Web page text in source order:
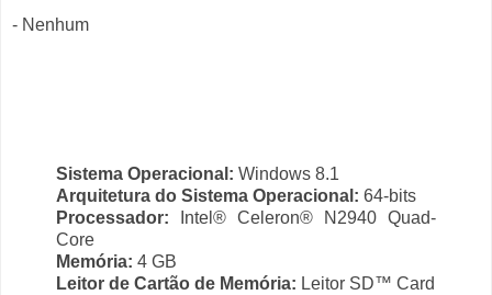
- Nenhum
Sistema Operacional: Windows 8.1
Arquitetura do Sistema Operacional: 64-bits
Processador: Intel® Celeron® N2940 Quad-
Core
Memória: 4 GB
Leitor de Cartão de Memória: Leitor SD™ Card